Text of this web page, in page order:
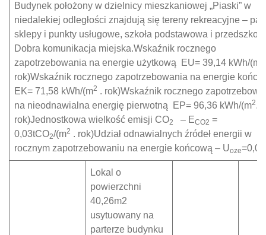
Budynek położony w dzielnicy mieszkaniowej „Piaski” w
niedalekiej odległości znajdują się tereny rekreacyjne –
sklepy i punkty usługowe, szkoła podstawowa i
Dobra komunikacja miejska.Wskaźnik rocznego
zapotrzebowania na energie użytkową EU= 39,14 kWh/(m
rok)Wskaźnik rocznego zapotrzebowania na energie
EK= 71,58 kWh/(m2 . rok)Wskaźnik rocznego
na nieodnawialna energię pierwotną EP= 96,36 kWh/(m2.
rok)Jednostkowa wielkość emisji CO2 – ECO2 =
0,03tCO2/(m2 . rok)Udział odnawialnych źródeł energii w
rocznym zapotrzebowaniu na energie końcową – Uoze
Lokal o
powierzchni
40,26m2
usytuowany na
parterze budynku